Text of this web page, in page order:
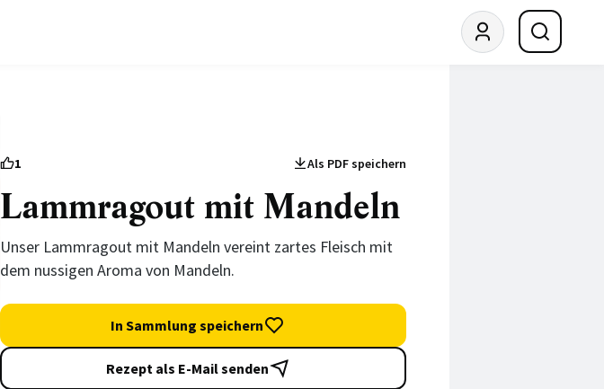
1 Als PDF speichern
Lammragout mit Mandeln
Unser Lammragout mit Mandeln vereint zartes Fleisch mit
dem nussigen Aroma von Mandeln.
In Sammlung speichern
Rezept als E-Mail senden